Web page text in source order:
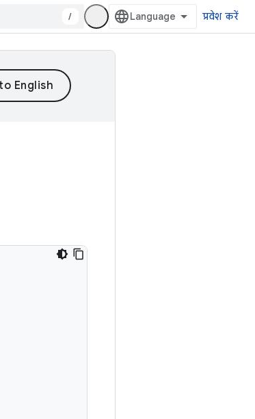
/ प्रवेश करें